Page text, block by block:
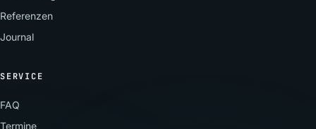
Referenzen
Journal
SERVICE
FAQ
Termine